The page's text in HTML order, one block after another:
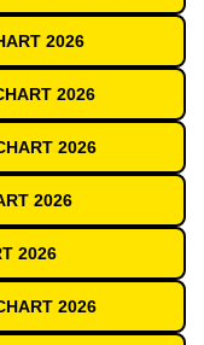
2026
2026
2026
2026
2026
2026